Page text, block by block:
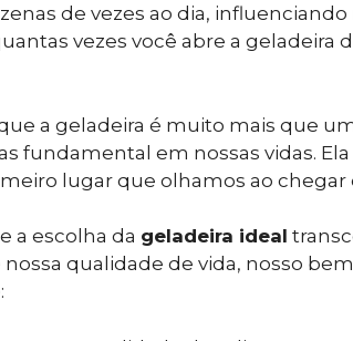
de vezes ao dia,
vezes você abre a
a geladeira é muito mais que
fundamental em nossas vidas.
lugar que olhamos ao
a escolha da geladeira ideal
qualidade de vida, nosso